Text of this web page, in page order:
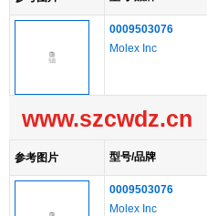
0009503076
Molex Inc
www.szcwdz.cn
参考图片 型号/品牌
0009503076
Molex Inc